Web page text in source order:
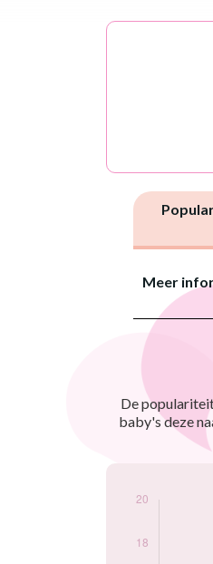
Meer
De
baby's deze
2009
12
2010
6
2014
13
2016